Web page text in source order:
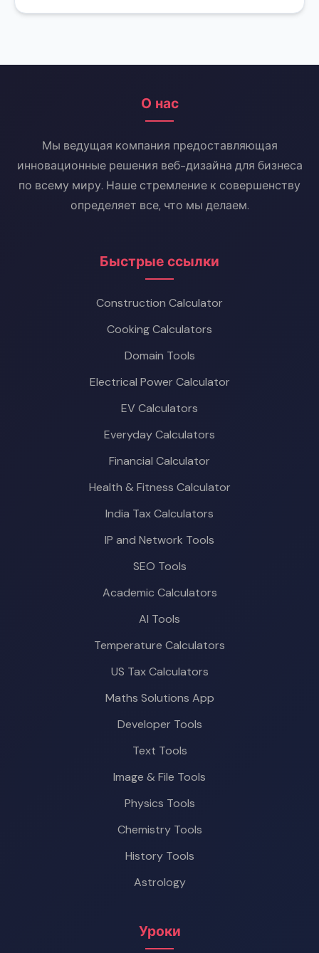
опаснее для сердца, чем жир на
О нас
Мы ведущая компания предоставляющая
инновационные решения веб-дизайна для бизнеса
по всему миру. Наше стремление к совершенству
определяет все, что мы делаем.
Быстрые ссылки
Construction Calculator
Cooking Calculators
Domain Tools
Electrical Power Calculator
EV Calculators
Everyday Calculators
Financial Calculator
Health & Fitness Calculator
India Tax Calculators
IP and Network Tools
SEO Tools
Academic Calculators
AI Tools
Temperature Calculators
US Tax Calculators
Maths Solutions App
Developer Tools
Text Tools
Image & File Tools
Physics Tools
Chemistry Tools
History Tools
Astrology
Уроки